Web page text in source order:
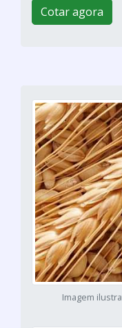
Cotar agora
Imagem